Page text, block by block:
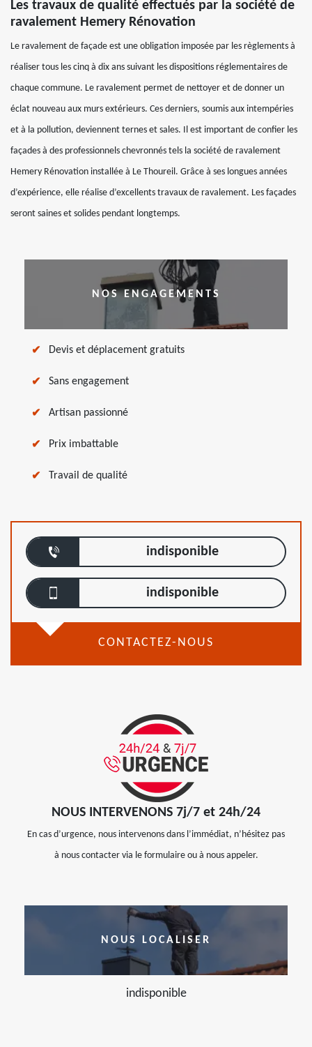
Les travaux de qualité effectués par la société de
ravalement Hemery Rénovation
Le ravalement de façade est une obligation imposée par les règlements à
réaliser tous les cinq à dix ans suivant les dispositions réglementaires de
chaque commune. Le ravalement permet de nettoyer et de donner un
éclat nouveau aux murs extérieurs. Ces derniers, soumis aux intempéries
et à la pollution, deviennent ternes et sales. Il est important de confier les
façades à des professionnels chevronnés tels la société de ravalement
Hemery Rénovation installée à Le Thoureil. Grâce à ses longues années
d’expérience, elle réalise d’excellents travaux de ravalement. Les façades
seront saines et solides pendant longtemps.
NOS ENGAGEMENTS
Devis et déplacement gratuits
Sans engagement
Artisan passionné
Prix imbattable
Travail de qualité
indisponible
indisponible
CONTACTEZ-NOUS
NOUS INTERVENONS 7j/7 et 24h/24
En cas d’urgence, nous intervenons dans l’immédiat, n’hésitez pas
à nous contacter via le formulaire ou à nous appeler.
NOUS LOCALISER
indisponible